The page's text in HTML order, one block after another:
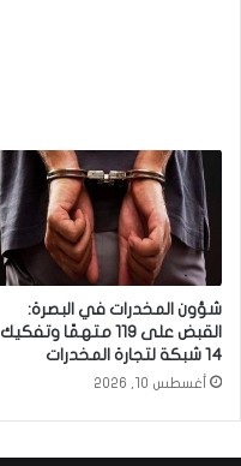
شؤون المخدرات في البصرة:
القبض على 119 متهمًا وتفكيك
14 شبكة لتجارة المخدرات
أغسطس 10, 2026